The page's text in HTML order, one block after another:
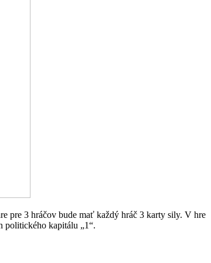
pre 3 hráčov bude mať každý hráč 3 karty sily. V hre
politického kapitálu „1“.